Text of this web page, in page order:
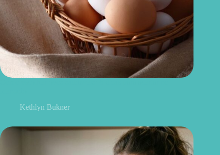
Kethlyn Bukner